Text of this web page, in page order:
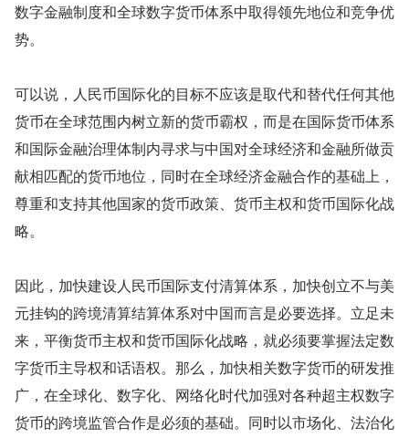
数字金融制度和全球数字货币体系中取得领先地位和竞争优
势。
可以说，人民币国际化的目标不应该是取代和替代任何其他
货币在全球范围内树立新的货币霸权，而是在国际货币体系
和国际金融治理体制内寻求与中国对全球经济和金融所做贡
献相匹配的货币地位，同时在全球经济金融合作的基础上，
尊重和支持其他国家的货币政策、货币主权和货币国际化战
略。
因此，加快建设人民币国际支付清算体系，加快创立不与美
元挂钩的跨境清算结算体系对中国而言是必要选择。立足未
来，平衡货币主权和货币国际化战略，就必须要掌握法定数
字货币主导权和话语权。那么，加快相关数字货币的研发推
广，在全球化、数字化、网络化时代加强对各种超主权数字
货币的跨境监管合作是必须的基础。同时以市场化、法治化